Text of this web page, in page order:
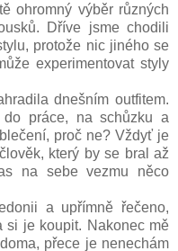
ohromný výběr různých
Dříve jsme chodili
protože nic jiného se
experimentovat styly
dnešním outfitem.
práce, na schůzku a
proč ne? Vždyť je
který by se bral až
na sebe vezmu něco
a upřímně řečeno,
si je koupit. Nakonec mě
přece je nenechám